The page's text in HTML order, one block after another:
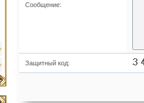
Сообщение:
Защитный код: